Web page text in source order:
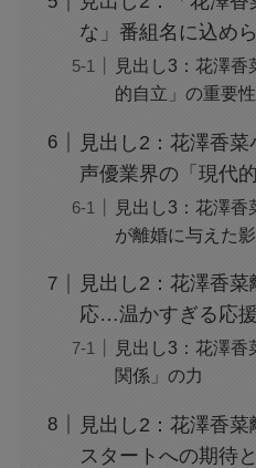
な」番組名に込め
見出し3：花澤香
的自立」の重要性
見出し2：花澤香
声優業界の「現代
見出し3：花澤香
が離婚に与えた
見出し2：花澤香
応…温かすぎる応
見出し3：花澤
関係」の力
見出し2：花澤香
スタートへの期待